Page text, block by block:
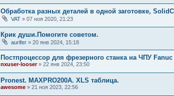
Обработка разных деталей в одной заготовке,
VAT » 07 ноя 2020, 21:23
Крик души.Помогите советом.
aurifer » 20 янв 2024, 15:18
Постпроцессор для фрезерного станка на ЧПУ
nxuser-looser» 22 янв 2024, 23:50
Pronest. MAXPRO200A. XLS таблица.
awesome » 21 ноя 2023, 22:56